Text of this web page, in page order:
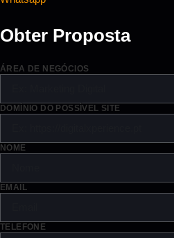
Obter Proposta
ÁREA DE NEGÓCIOS
DOMÍNIO DO POSSÍVEL SITE
NOME
EMAIL
TELEFONE